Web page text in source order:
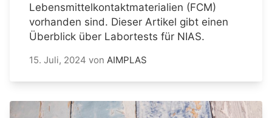
Lebensmittelkontaktmaterialien (FCM)
vorhanden sind. Dieser Artikel gibt einen
Überblick über Labortests für NIAS.
15. Juli, 2024 von AIMPLAS